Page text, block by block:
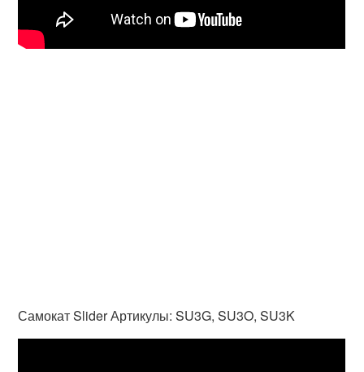
Самокат Slider Артикулы: SU3G, SU3O, SU3K